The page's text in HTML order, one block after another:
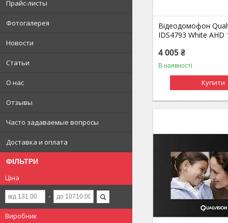
Прайс-листы
Фотогалерея
Новости
Статьи
О нас
Отзывы
Часто задаваемые вопросы
Доставка и оплата
ФІЛЬТРИ
Ціна
Виробник
Відеодомофон
IDS4793 White AHD
4 005 ₴
В наявності
Купити